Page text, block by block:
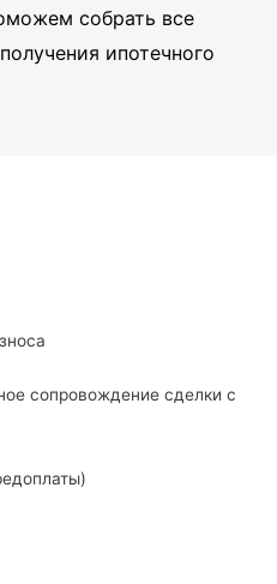
собрать все
ипотечного
сопровождение сделки с